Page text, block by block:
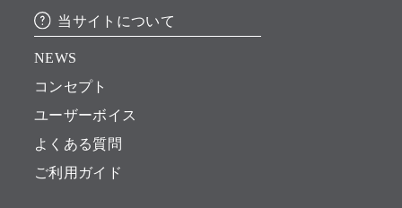
当サイトについて
NEWS
コンセプト
ユーザーボイス
よくある質問
ご利用ガイド